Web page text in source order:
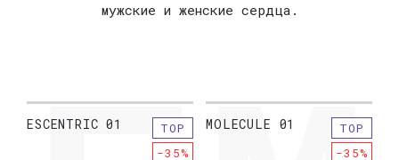
мужские и женские сердца.
ESCENTRIC 01
TOP
-35%
MOLECULE 01
TOP
-35%